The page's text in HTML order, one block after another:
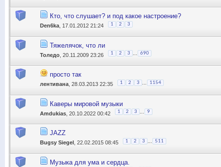
Кто, что слушает? и под какое настроение?
Den6ka , 17.01.2012 21:24 1 2 3
Тяжелячок, что ли
Толедо , 20.11.2009 23:26 1 2 3 ... 690
просто так
лентивана , 28.03.2013 22:35 1 2 3 1154
Каверы мировой музыки
Amdukias , 20.10.2022 00:42 1 2 3 9
JAZZ
Bugsy Siegel , 22.02.2015 08:45 1 2 3 511
Музыка для ума и сердца.